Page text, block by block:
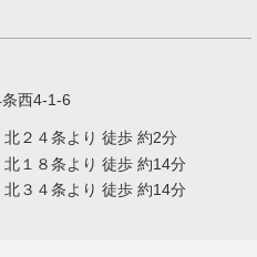
西4-1-6
２４条より 徒歩 約2分
１８条より 徒歩 約14分
３４条より 徒歩 約14分